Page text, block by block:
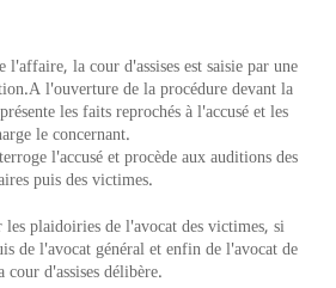
la cour d'assises est saisie par une
l'ouverture de la procédure devant la
les faits reprochés à l'accusé et les
le concernant.
l'accusé et procède aux auditions des
puis des victimes.
les plaidoiries de l'avocat des victimes, si
de l'avocat général et enfin de l'avocat de
d'assises délibère.